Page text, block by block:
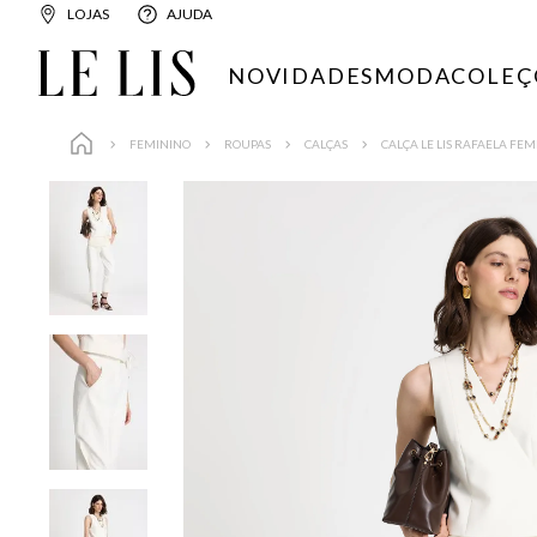
LOJAS AJUDA
NOVIDADESMODA
FEMININO ROUPAS CALÇAS CALÇA LE LIS RAFAELA